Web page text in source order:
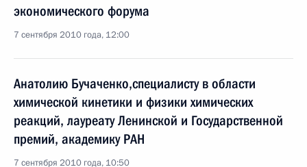
экономического форума
7 сентября 2010 года, 12:00
Анатолию Бучаченко,специалисту в области
химической кинетики и физики химических
реакций, лауреату Ленинской и Государственной
премий, академику РАН
7 сентября 2010 года, 10:50